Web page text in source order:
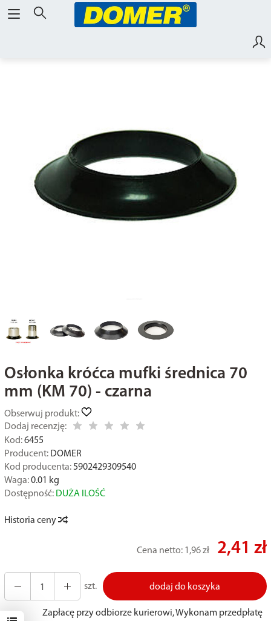
Osłonka króćca mufki średnica 70
mm (KM 70) - czarna
Obserwuj produkt:
Dodaj recenzję:
Kod: 6455
Producent: DOMER
Kod producenta: 5902429309540
Waga: 0.01 kg
Dostępność: DUŻA ILOŚĆ
Historia ceny
Cena netto: 1,96 zł 2,41 zł
szt. dodaj do koszyka
Zapłacę przy odbiorze kurierowi, Wykonam przedpłatę